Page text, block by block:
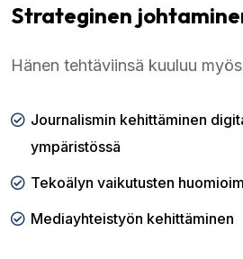
Strateginen
Hänen tehtäviinsä kuuluu
Journalismin kehittäminen
ympäristössä
Tekoälyn vaikutusten
Mediayhteistyön kehittäminen